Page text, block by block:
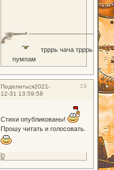
трррь чача трррь
пумпам
Поделиться 19
2021-
12-31 13:59:58
Стихи опубликованы!
Прошу читать и голосовать.
0